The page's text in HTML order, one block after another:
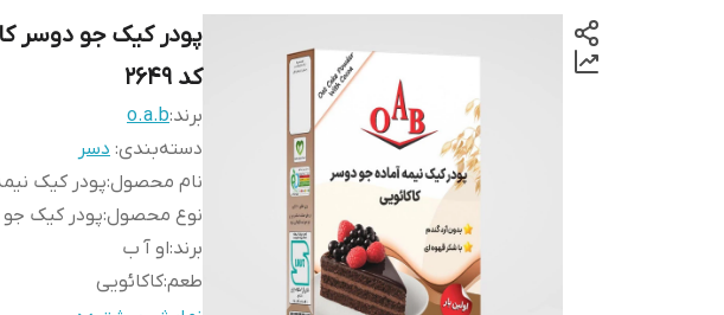
کد 2649
برند:o.a.b
دسته‌بندی: دسر
نام محصول:پودر کیک
نوع محصول:پودر کیک جو
برند:او آ ب
طعم:کاکائویی